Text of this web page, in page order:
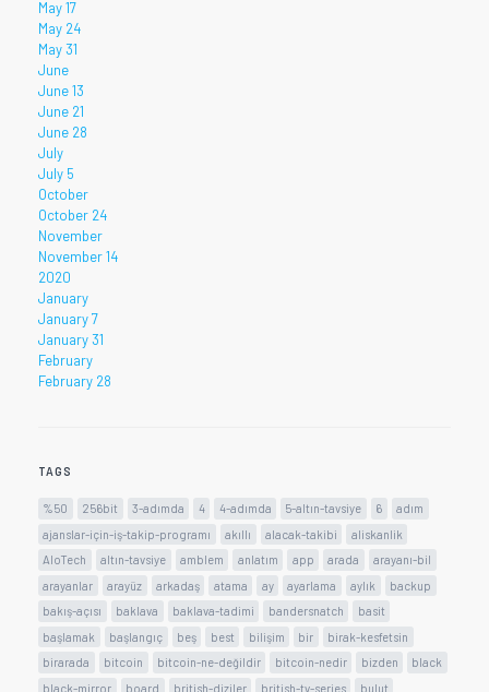
May 17
May 24
May 31
June
June 13
June 21
June 28
July
July 5
October
October 24
November
November 14
2020
January
January 7
January 31
February
February 28
TAGS
%50 256bit 3-adımda 4 4-adımda 5-altın-tavsiye 6
adım
ajanslar-için-iş-takip-programı
akıllı alacak-takibi
aliskanlik
AloTech
altın-tavsiye amblem anlatım app arada
arayanı-bil
arayanlar
arayüz arkadaş atama ay ayarlama aylık
backup
bakış-açısı
baklava baklava-tadimi bandersnatch
basit
başlamak
başlangıç beş best bilişim bir
birak-kesfetsin
birarada
bitcoin bitcoin-ne-değildir bitcoin-nedir bizden
black
black-mirror
board british-diziler british-tv-series
bulut